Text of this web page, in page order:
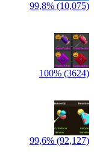
99,8% (10,075)
100% (3624)
99,6% (92,127)